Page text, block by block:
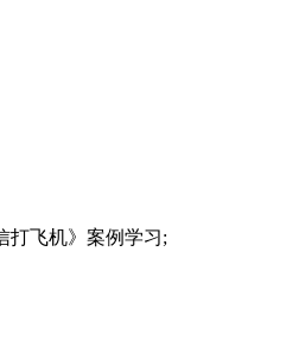
打飞机》案例学习;